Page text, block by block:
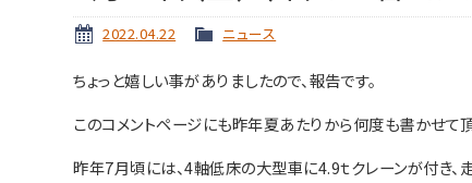
2022.04.22 ニュース
ちょっと嬉しい事がありましたので、報告です。
このコメントページにも昨年夏あたりから何度も書かせて
昨年7月頃には、4軸低床の大型車に4.9ｔクレーンが付き